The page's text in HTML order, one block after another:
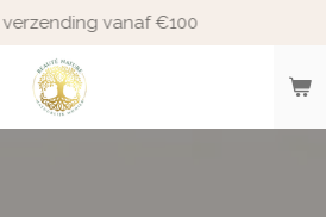
verzending vanaf €100